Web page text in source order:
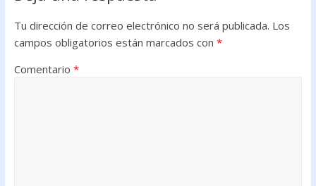
Tu dirección de correo electrónico no será publicada. Los
campos obligatorios están marcados con *
Comentario *